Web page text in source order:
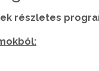
részletes